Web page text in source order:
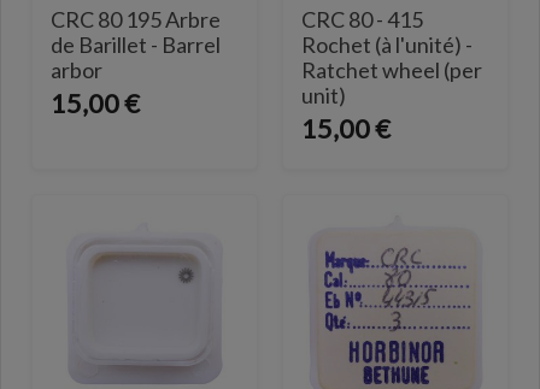
CRC 80 195 Arbre
de Barillet - Barrel
arbor
15,00 €
CRC 80 - 415
Rochet (à l'unité) -
Ratchet wheel (per
unit)
15,00 €